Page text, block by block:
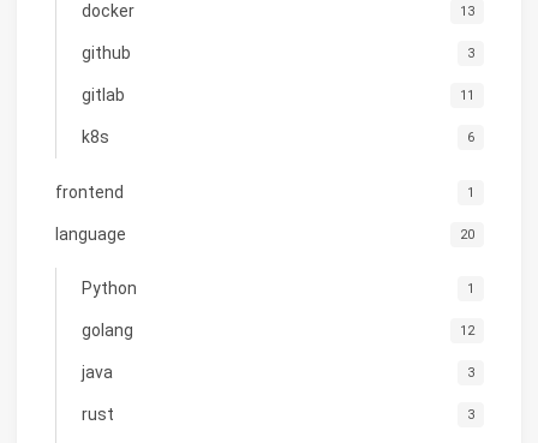
docker 13
github 3
gitlab 11
k8s 6
frontend 1
language 20
Python 1
golang 12
java 3
rust 3